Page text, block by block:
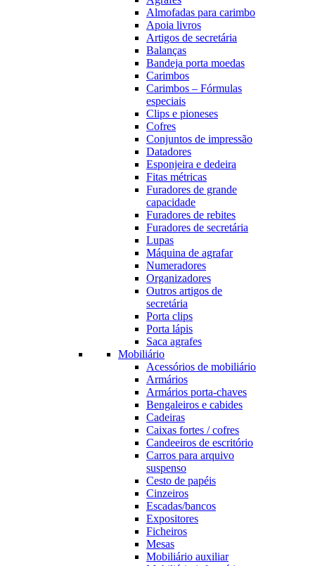
Almofadas para carimbo
Apoia livros
Artigos de secretária
Balanças
Bandeja porta moedas
Carimbos
Carimbos – Fórmulas
especiais
Clips e pioneses
Cofres
Conjuntos de impressão
Datadores
Esponjeira e dedeira
Fitas métricas
Furadores de grande
capacidade
Furadores de rebites
Furadores de secretária
Lupas
Máquina de agrafar
Numeradores
Organizadores
Outros artigos de
secretária
Porta clips
Porta lápis
Saca agrafes
Mobiliário
Acessórios de mobiliário
Armários
Armários porta-chaves
Bengaleiros e cabides
Cadeiras
Caixas fortes / cofres
Candeeiros de escritório
Carros para arquivo
suspenso
Cesto de papéis
Cinzeiros
Escadas/bancos
Expositores
Ficheiros
Mesas
Mobiliário auxiliar